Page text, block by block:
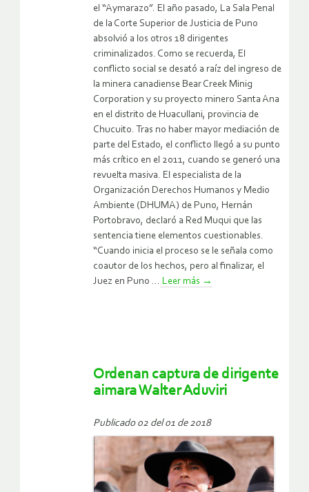
el “Aymarazo”. El año pasado, La Sala Penal
de la Corte Superior de Justicia de Puno
absolvió a los otros 18 dirigentes
criminalizados. Como se recuerda, El
conflicto social se desató a raíz del ingreso de
la minera canadiense Bear Creek Minig
Corporation y su proyecto minero Santa Ana
en el distrito de Huacullani, provincia de
Chucuito. Tras no haber mayor mediación de
parte del Estado, el conflicto llegó a su punto
más crítico en el 2011, cuando se generó una
revuelta masiva. El especialista de la
Organización Derechos Humanos y Medio
Ambiente (DHUMA) de Puno, Hernán
Portobravo, declaró a Red Muqui que las
sentencia tiene elementos cuestionables.
“Cuando inicia el proceso se le señala como
coautor de los hechos, pero al finalizar, el
Juez en Puno ... Leer más →
Ordenan captura de dirigente
aimara Walter Aduviri
Publicado 02 del 01 de 2018